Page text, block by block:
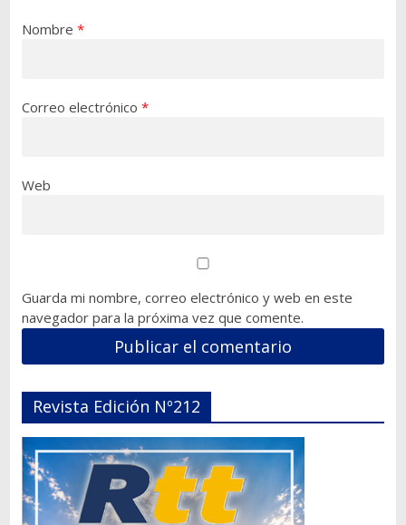
Nombre *
Correo electrónico *
Web
Guarda mi nombre, correo electrónico y web en este
navegador para la próxima vez que comente.
Revista Edición Nº212